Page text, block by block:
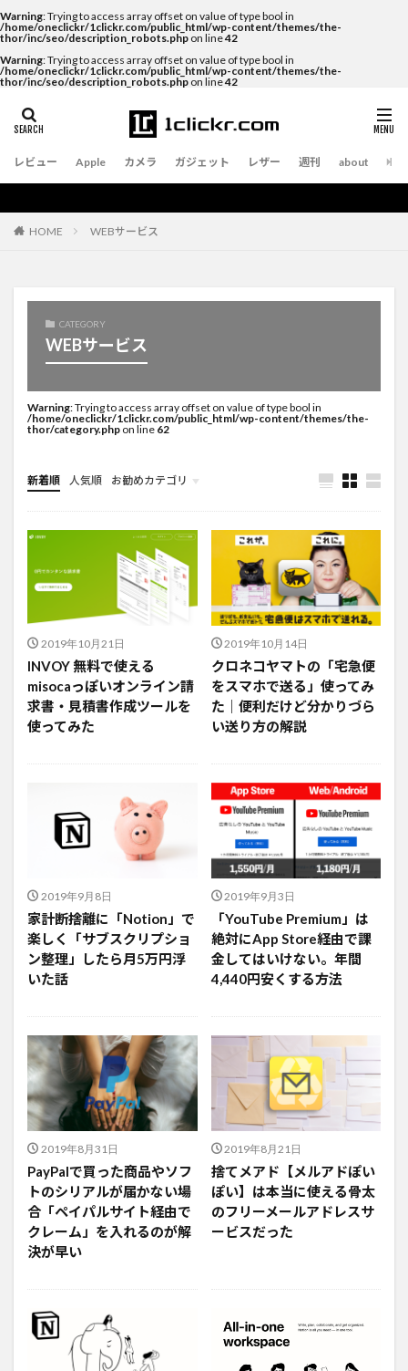
Warning: Trying to access array offset on value of type bool in
/home/oneclickr/1clickr.com/public_html/wp-content/themes/the-
thor/inc/seo/description_robots.php on line42
Warning: Trying to access array offset on value of type bool in
/home/oneclickr/1clickr.com/public_html/wp-content/themes/the-
thor/inc/seo/description_robots.php on line42
レビュー Apple カメラ ガジェット レザー 週刊 about
HOME WEBサービス
CATEGORY
WEBサービス
Warning: Trying to access array offset on value of type bool in
/home/oneclickr/1clickr.com/public_html/wp-content/themes/the-
thor/category.php on line 62
新着順 人気順 お勧めカテゴリ
未分類
2019年10月21日
INVOY 無料で使える
misocaっぽいオンライン請
求書・見積書作成ツールを
使ってみた
2019年10月14日
クロネコヤマトの「宅急便
をスマホで送る」使ってみ
た｜便利だけど分かりづら
い送り方の解説
2019年9月8日
家計断捨離に「Notion」で
楽しく「サブスクリプショ
ン整理」したら月5万円浮
いた話
2019年9月3日
「YouTube Premium」は
絶対にApp Store経由で課
金してはいけない。年間
4,440円安くする方法
2019年8月31日
PayPalで買った商品やソフ
トのシリアルが届かない場
合「ペイパルサイト経由で
クレーム」を入れるのが解
決が早い
2019年8月21日
捨てメアド【メルアドぽい
ぽい】は本当に使える骨太
のフリーメールアドレスサ
ービスだった